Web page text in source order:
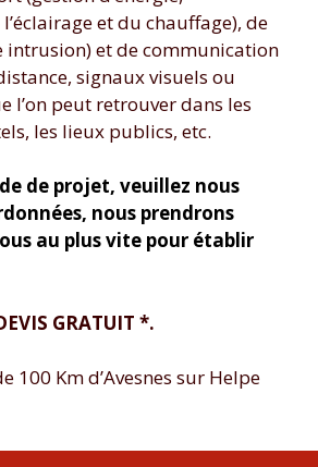
et du chauffage), de
intrusion) et de communication
signaux visuels ou
l’on peut retrouver dans les
les lieux publics, etc.
de projet, veuillez nous
nous prendrons
au plus vite pour établir
GRATUIT *.
100 Km d’Avesnes sur Helpe